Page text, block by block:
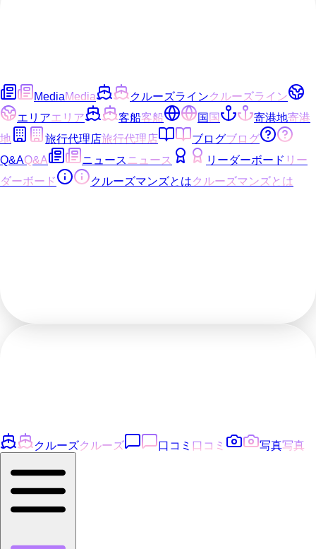
MediaMedia クルーズラインクルーズライン
エリアエリア 客船客船 国国 寄港地寄港
地
旅行代理店旅行代理店 ブログブログ
Q&AQ&A ニュース ニュース リーダーボード リー
ダーボード
クルーズマンズとはクルーズマンズとは
クルーズクルーズ 口コミ 口コミ 写真写真